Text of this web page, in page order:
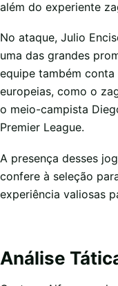
além do experiente
No ataque, Julio
uma das grandes
equipe também
europeias, como o
o meio-campista
Premier League.
A presença desses
confere à seleção
experiência valiosas
Análise